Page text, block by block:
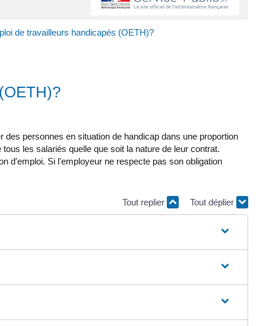
de travailleurs handicapés (OETH)?
personnes en situation de handicap dans une proportion
les salariés quelle que soit la nature de leur contrat.
d'emploi. Si l'employeur ne respecte pas son obligation
Tout replier Tout déplier